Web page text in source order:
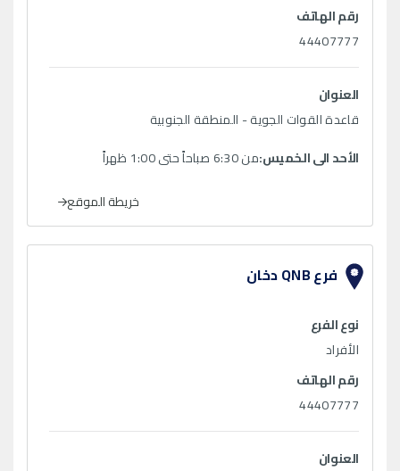
رقم الهاتف
44407777
العنوان
قاعدة القوات الجوية - المنطقة الجنوبية
الأحد الى الخميس:من 6:30 صباحاً حتى 1:00 ظهراً
خريطة الموقع
فرع QNB دخان
نوع الفرع
الأفراد
رقم الهاتف
44407777
العنوان